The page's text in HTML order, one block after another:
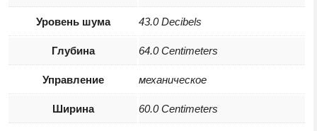
Уровень шума 43.0 Decibels
Глубина 64.0 Centimeters
Управление механическое
Ширина 60.0 Centimeters